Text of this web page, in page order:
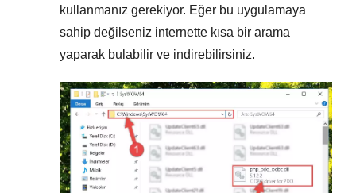
kullanmanız gerekiyor. Eğer bu uygulamaya
sahip değilseniz internette kısa bir arama
yaparak bulabilir ve indirebilirsiniz.